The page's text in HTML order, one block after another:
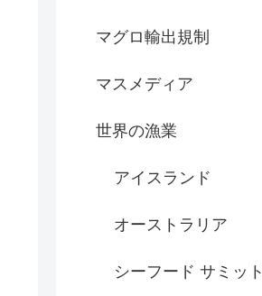
マグロ輸出規制
マスメディア
世界の漁業
アイスランド
オーストラリア
シーフード サミット